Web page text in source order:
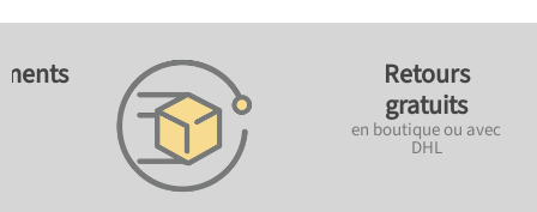
Retours
gratuits
en boutique ou avec
DHL